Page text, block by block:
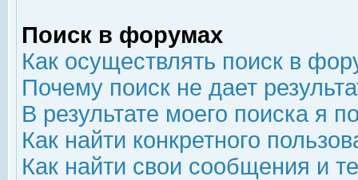
Поиск в форумах
Как осуществлять поиск в
Почему поиск не дает
В результате моего поиска я
Как найти конкретного
Как найти свои сообщения и